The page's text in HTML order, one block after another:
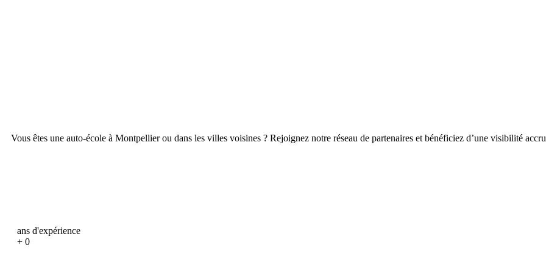
Vous êtes une auto-école à Montpellier ou dans les villes voisines ? Rejoignez notre réseau de partenaires et bénéficiez d’une visibilité
ans d'expérience
+ 0